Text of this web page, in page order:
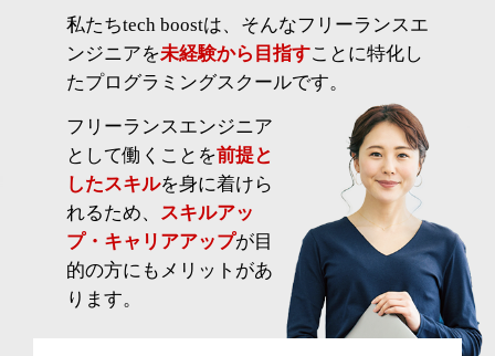
私たちtech boostは、そんなフリーランスエ
ンジニアを未経験から目指すことに特化し
たプログラミングスクールです。
フリーランスエンジニア
として働くことを前提と
したスキルを身に着けら
れるため、 スキルアッ
プ・キャリアアップが目
的の方にもメリットがあ
ります。